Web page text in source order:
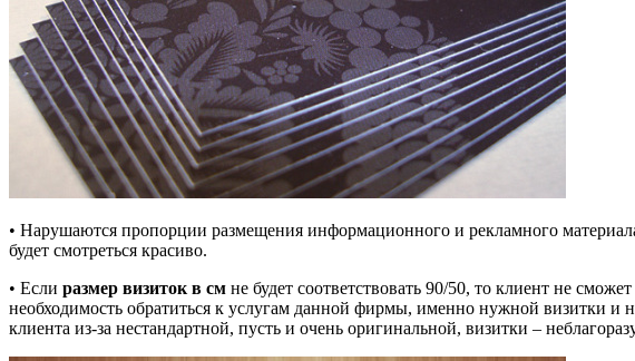
• Нарушаются пропорции размещения информационного и рекламного
будет смотреться красиво.
• Если размер визиток в см не будет соответствовать 90/50, то клиент не
необходимость обратиться к услугам данной фирмы, именно нужной визитки и
клиента из-за нестандартной, пусть и очень оригинальной, визитки –